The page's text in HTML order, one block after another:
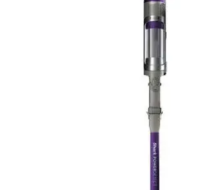
Decoración del
Espacios Funcionales